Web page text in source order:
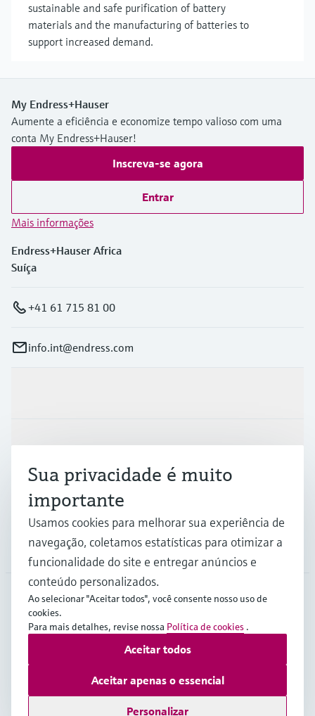
sustainable and safe purification of battery
materials and the manufacturing of batteries to
support increased demand.
My Endress+Hauser
Aumente a eficiência e economize tempo valioso com uma
conta My Endress+Hauser!
Inscreva-se agora
Entrar
Mais informações
Endress+Hauser Africa
Suíça
+41 61 715 81 00
info.int@endress.com
Indústrias
Suporte
Empresa
AFS
Copyright © Endress+Hauser Group Services AG
Termos de UtilizaçãoProteção de dados
Sua privacidade é muito
importante
Usamos cookies para melhorar sua experiência de
navegação, coletamos estatísticas para otimizar a
funcionalidade do site e entregar anúncios e
conteúdo personalizados.
Ao selecionar "Aceitar todos", você consente nosso uso de
cookies.
Para mais detalhes, revise nossa Política de cookies .
Personalizar
Aceitar apenas o essencial
Aceitar todos